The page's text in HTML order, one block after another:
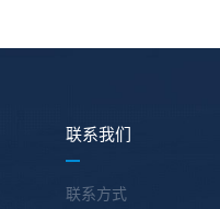
联系我们
联系方式